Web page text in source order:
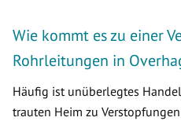
Wie kommt es zu einer
Rohrleitungen in
Häufig ist unüberlegtes
trauten Heim zu